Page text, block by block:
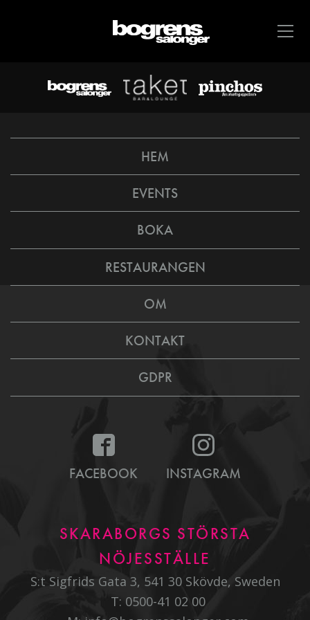
HEM
EVENTS
BOKA
RESTAURANGEN
OM
KONTAKT
GDPR
FACEBOOK INSTAGRAM
SKARABORGS STÖRSTA
NÖJESSTÄLLE
S:t Sigfrids Gata 3, 541 30 Skövde, Sweden
T: 0500-41 02 00